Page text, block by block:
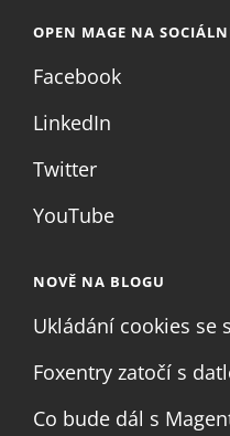
OPEN MAGE NA
Facebook
LinkedIn
Twitter
YouTube
NOVĚ NA BLOGU
Ukládání cookies se
Foxentry zatočí s
Co bude dál s